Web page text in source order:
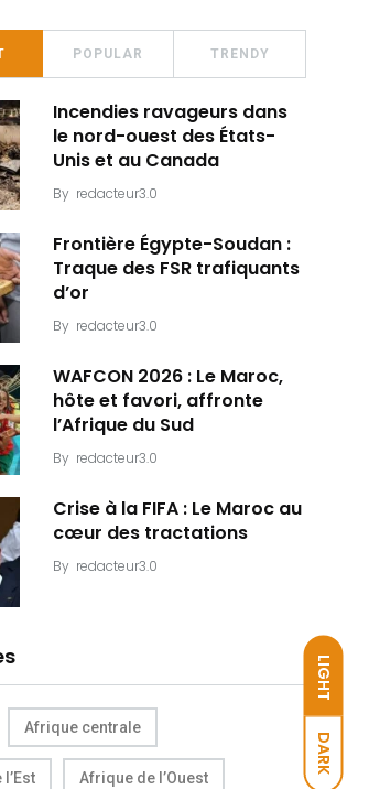
LIGHT
DARK
POPULAR TRENDY
Incendies ravageurs dans
le nord-ouest des États-
Unis et au Canada
By redacteur3.0
Frontière Égypte-Soudan :
Traque des FSR trafiquants
d’or
By redacteur3.0
WAFCON 2026 : Le Maroc,
hôte et favori, affronte
l’Afrique du Sud
By redacteur3.0
Crise à la FIFA : Le Maroc au
cœur des tractations
By redacteur3.0
Afrique centrale
Afrique de l’Ouest